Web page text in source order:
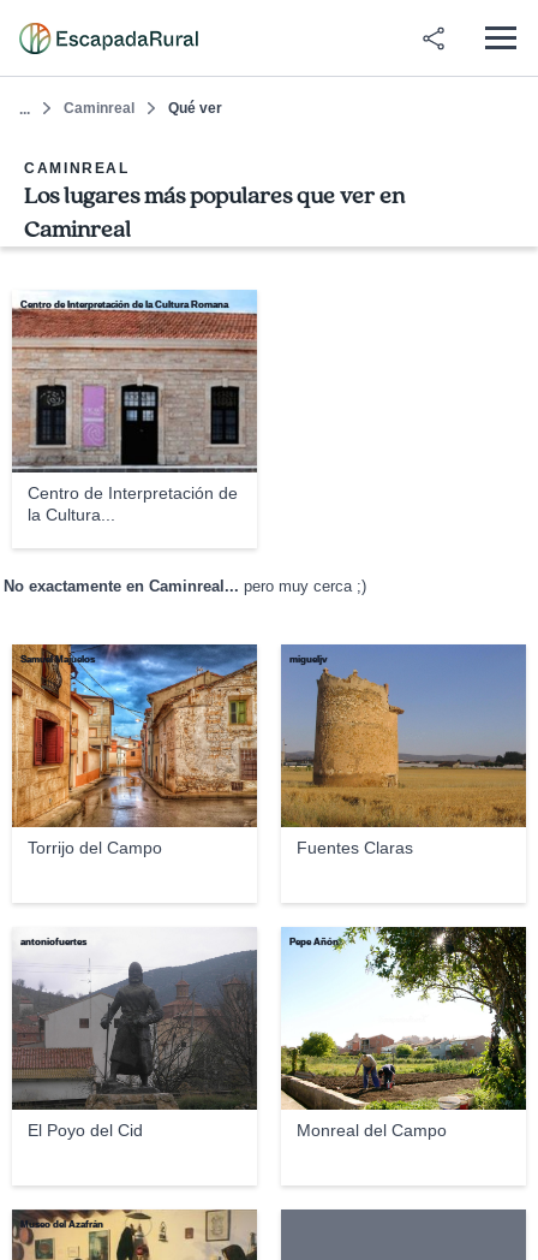
... Caminreal Qué ver
CAMINREAL
Los lugares más populares que ver en
Caminreal
Centro de Interpretación de
la Cultura...
Centro de Interpretación de la Cultura Romana
No exactamente en Caminreal... pero muy cerca ;)
Torrijo del Campo
Samuel Majuelos
Fuentes Claras
migueljv
El Poyo del Cid
antoniofuertes
Monreal del Campo
Pepe Añón
Museo del Azafrán